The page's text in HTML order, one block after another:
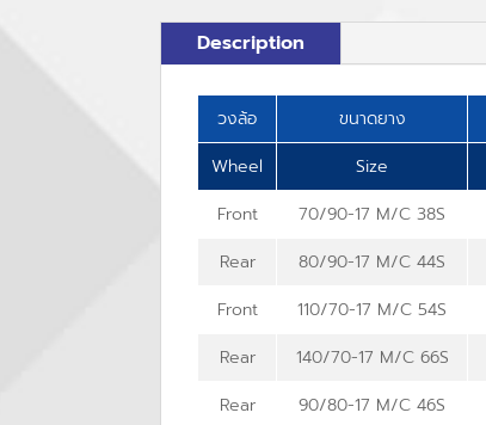
Description
วงล้อ ขนาดยาง
Wheel
Size
Front
70/90-17 M/C 38S
Rear
80/90-17 M/C 44S
Front
110/70-17 M/C 54S
Rear
140/70-17 M/C 66S
Rear
90/80-17 M/C 46S